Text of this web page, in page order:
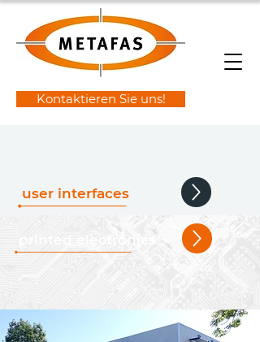
Kontaktieren Sie uns!
user interfaces
printed electronics